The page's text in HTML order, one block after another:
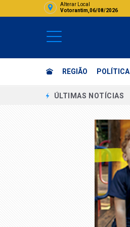
Alterar Local
Votorantim,06/08/2026
REGIÃO POLÍTICA
ÚLTIMAS NOTÍCIAS